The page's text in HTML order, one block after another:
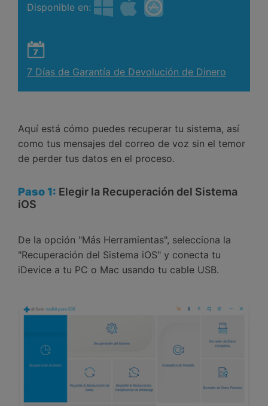
Disponible en:
7 Días de Garantía de Devolución de Dinero
Aquí está cómo puedes recuperar tu sistema, así
como tus mensajes del correo de voz sin el temor
de perder tus datos en el proceso.
Paso 1: Elegir la Recuperación del Sistema
iOS
De la opción "Más Herramientas", selecciona la
"Recuperación del Sistema iOS" y conecta tu
iDevice a tu PC o Mac usando tu cable USB.